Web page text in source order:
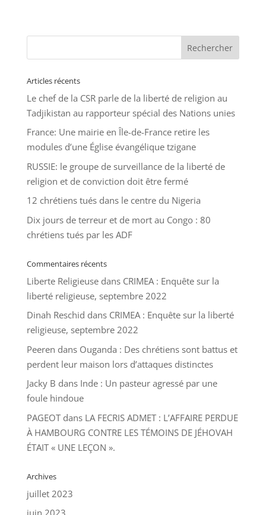
Articles récents
Le chef de la CSR parle de la liberté de religion au
Tadjikistan au rapporteur spécial des Nations unies
France: Une mairie en Île-de-France retire les
modules d’une Église évangélique tzigane
RUSSIE: le groupe de surveillance de la liberté de
religion et de conviction doit être fermé
12 chrétiens tués dans le centre du Nigeria
Dix jours de terreur et de mort au Congo : 80
chrétiens tués par les ADF
Commentaires récents
Liberte Religieusedans CRIMEA : Enquête sur la
liberté religieuse, septembre 2022
Dinah Reschid dans CRIMEA : Enquête sur la liberté
religieuse, septembre 2022
Peeren dans Ouganda : Des chrétiens sont battus et
perdent leur maison lors d’attaques distinctes
Jacky B dans Inde : Un pasteur agressé par une
foule hindoue
PAGEOTdans LA FECRIS ADMET : L’AFFAIRE PERDUE
À HAMBOURG CONTRE LES TÉMOINS DE JÉHOVAH
ÉTAIT « UNE LEÇON ».
Archives
juillet 2023